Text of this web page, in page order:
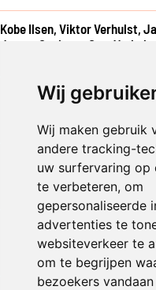
Wij
Wij maken gebruik
andere tracking-
uw surfervaring op
te verbeteren, om
gepersonaliseerde
advertenties te
websiteverkeer te
om te begrijpen
bezoekers
Kobe Ilsen, Viktor Verhulst,
James Cooke en Gert Verhulst
Jan Smit
Jan Smit
Na al die nachten
Jantje Smit
Nathalie